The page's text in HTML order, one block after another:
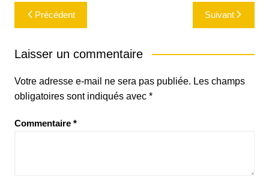
Navigation
de
l’article
Précédent Suivant
Laisser un commentaire
Votre adresse e-mail ne sera pas publiée. Les champs
obligatoires sont indiqués avec *
Commentaire *